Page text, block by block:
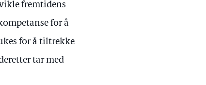
fremtidens
for å
for å tiltrekke
tar med